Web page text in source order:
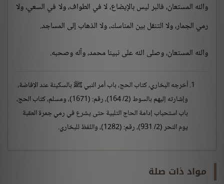
والله المستعان، فالبر ليس بالإيضاع، لا في الطواف، ولا في السعي، ولا
رمي الجمار، ولا التنقل بين المناسك، ولا الذهاب إلى المساجد.
والله المستعان، وصلى الله على نبينا محمد، وآله وصحبه.
أخرجه البخاري، كتاب الحج، باب أمر النبي ﷺ بالسكينة عند الإفاضة،
وإشارته إليهم بالسوط (2/ 164)، رقم: (1671)، ومسلم، كتاب الحج،
باب استحباب إدامة الحاج التلبية حتى يشرع في رمي جمرة العقبة
يوم النحر (2/ 931)، رقم: (1282)، واللفظ للبخاري.
مواد ذات صلة